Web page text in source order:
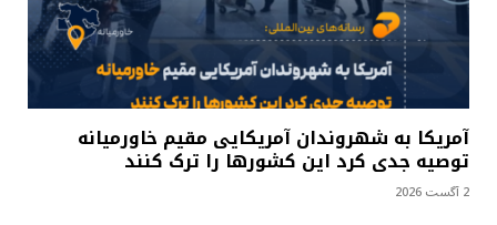
آمریکا به شهروندان آمریکایی مقیم خاورمیانه
توصیه جدی کرد این کشورها را ترک کنند
2 آگست 2026